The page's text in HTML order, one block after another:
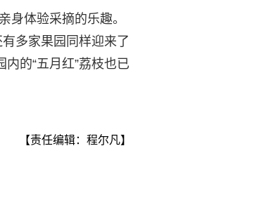
身体验采摘的乐趣。
多家果园同样迎来了
的“五月红”荔枝也已
【责任编辑：程尔凡】